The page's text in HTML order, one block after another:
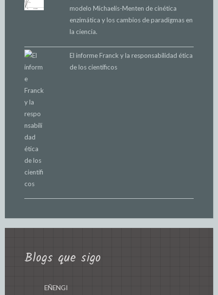
modelo Michaelis-Menten de cinética
enzimática y los cambios de paradigmas en
la ciencia.
El informe Franck y la responsabilidad ética
de los científicos
Blogs que sigo
EÑENGI